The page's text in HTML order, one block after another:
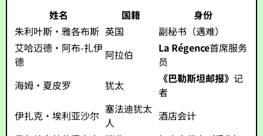
姓名
国籍
身份
朱利叶斯·雅各布斯 英国
副秘书（遇难）
艾哈迈德·阿布-扎伊
德
阿拉伯 La Régence首席服务
员
海姆·夏皮罗
犹太 《巴勒斯坦邮报》记
者
伊扎克·埃利亚沙尔 塞法迪犹太
人
酒店会计